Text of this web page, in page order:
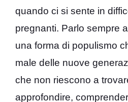
quando ci si sente in
pregnanti. Parlo sempre
una forma di populismo
male delle nuove
che non riescono a
approfondire,